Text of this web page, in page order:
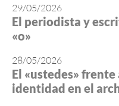
29/05/2026
El periodista y
«o»
28/05/2026
El «ustedes»
identidad en el